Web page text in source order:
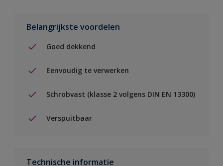
Belangrijkste voordelen
Goed dekkend
Eenvoudig te verwerken
Schrobvast (klasse 2 volgens DIN EN 13300)
Verspuitbaar
Technische informatie